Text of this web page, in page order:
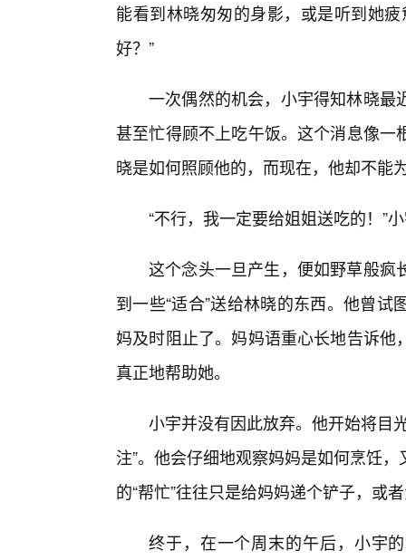
能看到林晓匆匆的身影，或是听到她
好？”
一次偶然的机会，小宇得知林晓最
甚至忙得顾不上吃午饭。这个消息像
晓是如何照顾他的，而现在，他却不能
“不行，我一定要给姐姐送吃的！”
这个念头一旦产生，便如野草般疯
到一些“适合”送给林晓的东西。他曾
妈及时阻止了。妈妈语重心长地告诉
真正地帮助她。
小宇并没有因此放弃。他开始将目
注”。他会仔细地观察妈妈是如何烹饪
的“帮忙”往往只是给妈妈递个铲子，或
终于，在一个周末的午后，小宇